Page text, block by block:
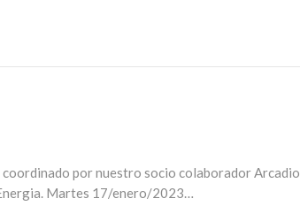
por nuestro socio colaborador Arcadio
Martes 17/enero/2023…